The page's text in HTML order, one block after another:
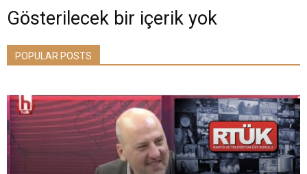
Gösterilecek bir içerik yok
POPULAR POSTS